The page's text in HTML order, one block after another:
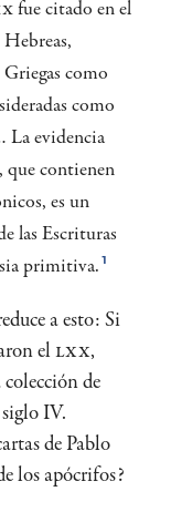
fue citado en el
como
como
La evidencia
que contienen
es un
las Escrituras
primitiva. 1
a esto: Si
elLXX,
de
IV.
de Pablo
los apócrifos?